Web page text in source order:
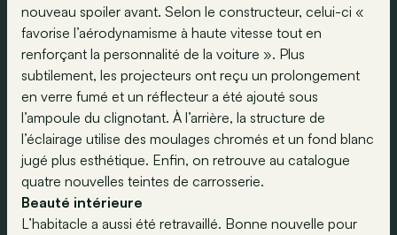
nouveau spoiler avant. Selon le constructeur, celui-ci «
favorise l’aérodynamisme à haute vitesse tout en
renforçant la personnalité de la voiture ». Plus
subtilement, les projecteurs ont reçu un prolongement
en verre fumé et un réflecteur a été ajouté sous
l’ampoule du clignotant. À l’arrière, la structure de
l’éclairage utilise des moulages chromés et un fond blanc
jugé plus esthétique. Enfin, on retrouve au catalogue
quatre nouvelles teintes de carrosserie.
Beauté intérieure
L’habitacle a aussi été retravaillé. Bonne nouvelle pour